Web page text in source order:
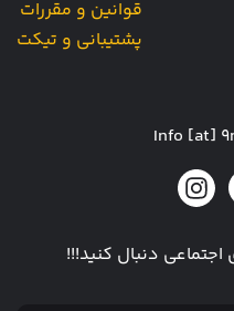
قوانین و مقررات
پشتیبانی و تیکت
Info [at]
دنبال کنید!!!